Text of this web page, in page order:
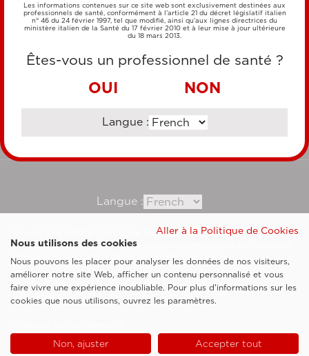
MÉTHODES DE PAIEMENT
VIREMENT BANCAIRE
Langue :
Esaote SpA ©2026 - Vat Code IT05131180969
Société soumise à la gestion et à la coordination de Shanghai Luzi Enterprise
Management Consultancy Center (Limited Partnership)
Clauses légales
Cookie Policy
Les informations contenues sur ce site web sont exclusivement destinées aux
professionnels de santé, conformément à l’article 21 du décret législatif italien
n° 46 du 24 février 1997, tel que modifié, ainsi qu’aux lignes directrices du
ministère italien de la Santé du 17 février 2010 et à leur mise à jour ultérieure
du 18 mars 2013.
Êtes-vous un professionnel de santé ?
OUI NON
Langue :
Aller à la Politique de Cookies
Nous utilisons des cookies
Nous pouvons les placer pour analyser les données de nos visiteurs,
améliorer notre site Web, afficher un contenu personnalisé et vous
faire vivre une expérience inoubliable. Pour plus d'informations sur les
cookies que nous utilisons, ouvrez les paramètres.
Non, ajuster Accepter tout